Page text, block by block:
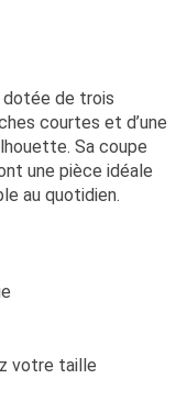
dotée de trois
courtes et d’une
Sa coupe
une pièce idéale
au quotidien.
votre taille